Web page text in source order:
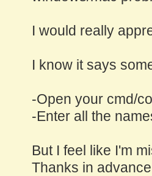
I would really
I know it says
-Open your cmd/
-Enter all the
But I feel like I'm
Thanks in